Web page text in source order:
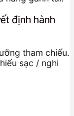
định hành
tham chiếu.
sạc / nghi